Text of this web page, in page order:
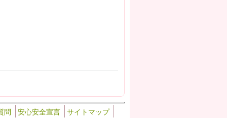
問 安心安全宣言 サイトマップ